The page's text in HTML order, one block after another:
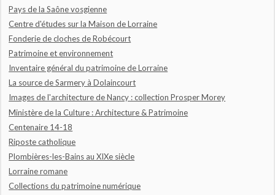
Pays de la Saône vosgienne
Centre d'études sur la Maison de Lorraine
Fonderie de cloches de Robécourt
Patrimoine et environnement
Inventaire général du patrimoine de Lorraine
La source de Sarmery à Dolaincourt
Images de l'architecture de Nancy : collection Prosper Morey
Ministère de la Culture : Architecture & Patrimoine
Centenaire 14-18
Riposte catholique
Plombières-les-Bains au XIXe siècle
Lorraine romane
Collections du patrimoine numérique